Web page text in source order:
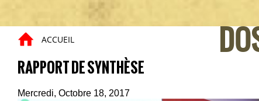
ACCUEIL
RAPPORT DE SYNTHÈSE
Mercredi, Octobre 18, 2017